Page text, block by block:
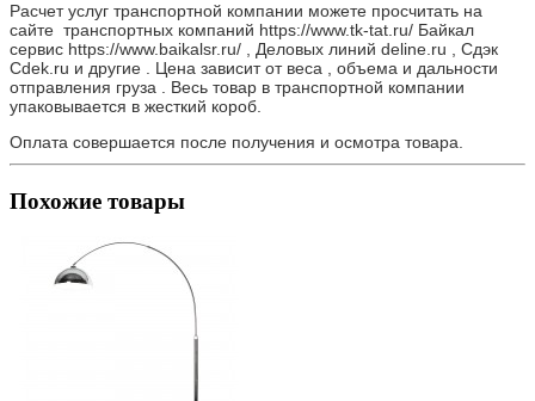
Расчет услуг транспортной компании можете просчитать на
сайте транспортных компаний https://www.tk-tat.ru/ Байкал
сервис https://www.baikalsr.ru/ , Деловых линий deline.ru , Сдэк
Cdek.ru и другие . Цена зависит от веса , объема и дальности
отправления груза . Весь товар в транспортной компании
упаковывается в жесткий короб.
Оплата совершается после получения и осмотра товара.
Похожие товары